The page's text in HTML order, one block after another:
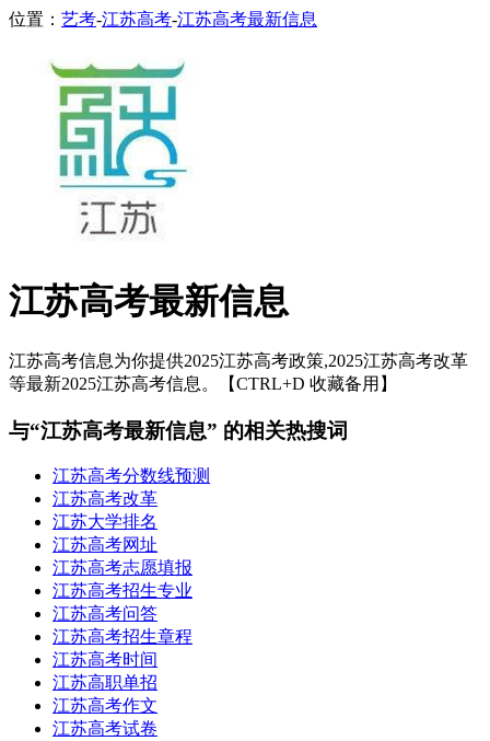
位置： 艺考-江苏高考-江苏高考最新信息
江苏高考最新信息
江苏高考信息为你提供2025江苏高考政策,2025江苏高考改革
等最新2025江苏高考信息。【CTRL+D 收藏备用】
与“江苏高考最新信息” 的相关热搜词
江苏高考分数线预测
江苏高考改革
江苏大学排名
江苏高考网址
江苏高考志愿填报
江苏高考招生专业
江苏高考问答
江苏高考招生章程
江苏高考时间
江苏高职单招
江苏高考作文
江苏高考试卷